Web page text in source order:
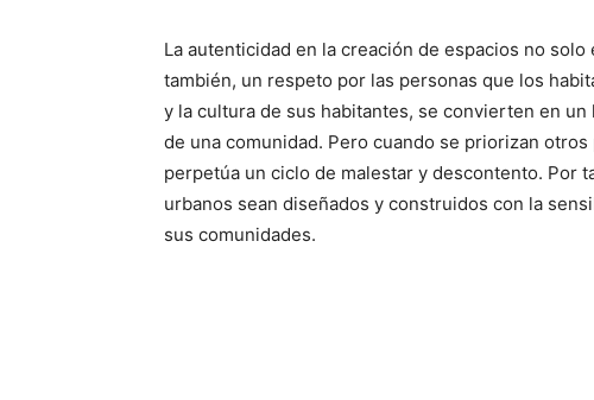
La autenticidad en la creación de espacios no
también, un respeto por las personas que los
y la cultura de sus habitantes, se convierten en
de una comunidad. Pero cuando se priorizan
perpetúa un ciclo de malestar y descontento. Por
urbanos sean diseñados y construidos con la
sus comunidades.